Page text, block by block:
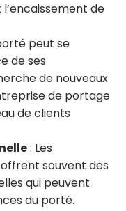
de
peut se
de ses
de nouveaux
de portage
de clients
: Les
souvent des
qui peuvent
du porté.